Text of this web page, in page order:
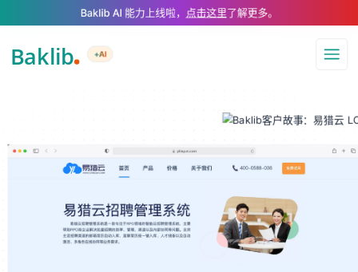
A Markdown version of this page is available at https://
Baklib AI 能力上线啦， 点击这里了解更多。
+AI
导航